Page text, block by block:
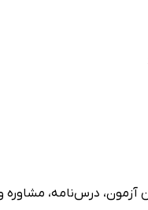
آزمون، درس‌نامه،